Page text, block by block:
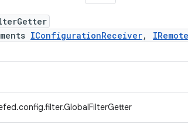
IConfigurationReceiver,